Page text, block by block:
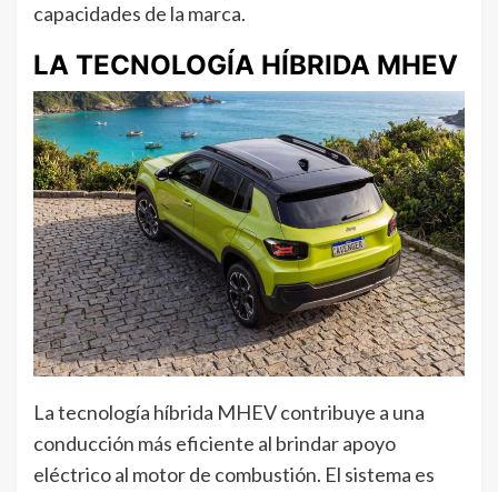
capacidades de la marca.
LA TECNOLOGÍA HÍBRIDA MHEV
La tecnología híbrida MHEV contribuye a una
conducción más eficiente al brindar apoyo
eléctrico al motor de combustión. El sistema es